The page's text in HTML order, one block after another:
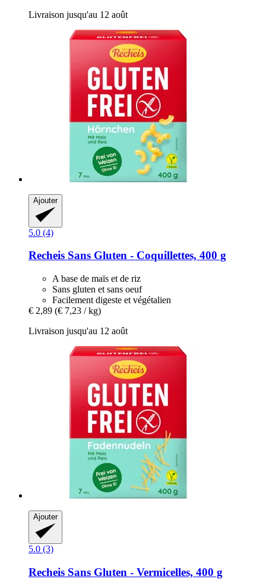
Livraison jusqu'au 12 août
Ajouter
5.0 (4)
Recheis Sans Gluten -​ Coquillettes, 400 g
A base de maïs et de riz
Sans gluten et sans oeuf
Facilement digeste et végétalien
€ 2,89 (€ 7,23 / kg)
Livraison jusqu'au 12 août
Ajouter
5.0 (3)
Recheis Sans Gluten -​ Vermicelles, 400 g